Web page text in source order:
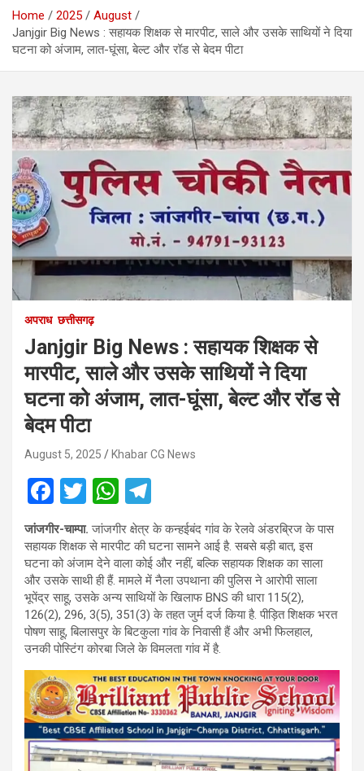
Home 2025
August
Janjgir Big News : सहायक शिक्षक से मारपीट, साले और उसके साथियों ने दिया
घटना को अंजाम, लात-घूंसा, बेल्ट और रॉड से बेदम पीटा
अपराध छत्तीसगढ़
Janjgir Big News : सहायक शिक्षक से
मारपीट, साले और उसके साथियों ने दिया
घटना को अंजाम, लात-घूंसा, बेल्ट और रॉड से
बेदम पीटा
August 5, 2025 Khabar CG News
F
a
ce
b
o
o
k
T
wi
tt
er
W
h
at
s
A
p
p
el
e
gr
a
m
जांजगीर-चाम्पा. जांजगीर क्षेत्र के कन्हईबंद गांव के रेलवे अंडरब्रिज के पास
सहायक शिक्षक से मारपीट की घटना सामने आई है. सबसे बड़ी बात, इस
घटना को अंजाम देने वाला कोई और नहीं, बल्कि सहायक शिक्षक का साला
और उसके साथी ही हैं. मामले में नैला उपथाना की पुलिस ने आरोपी साला
भूपेंद्र साहू, उसके अन्य साथियों के खिलाफ BNS की धारा 115(2),
126(2), 296, 3(5), 351(3) के तहत जुर्म दर्ज किया है. पीड़ित शिक्षक भरत
पोषण साहू, बिलासपुर के बिटकुला गांव के निवासी हैं और अभी फिलहाल,
उनकी पोस्टिंग कोरबा जिले के विमलता गांव में है.